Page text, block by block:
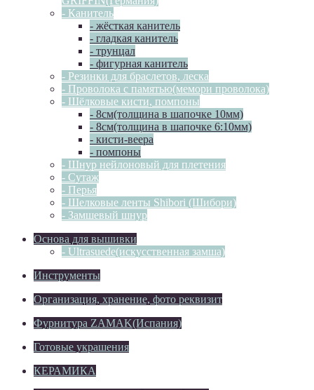
- Канитель
- жёсткая канитель
- гладкая канитель
- трунцал
- фигурная канитель
- Резинки для браслетов, леска
- Проволока с памятью(мемори проволока)
- Шёлковые кисти, помпоны
- 8см(толщина в шапочке 10мм)
- 8см(толщина в шапочке 6:10мм)
- кисти-веера
- помпоны
- Шнур нейлоновый для плетения
- Сутаж
- Перья
- Шелковые ленты Shibori (Шибори)
- Замшевый шнур
Основа для вышивки
- Ultrasuede(искусственная замша)
Инструменты
Организация, хранение, фото реквизит
Фурнитура ZAMAK(Испания)
Готовые украшения
КЕРАМИКА